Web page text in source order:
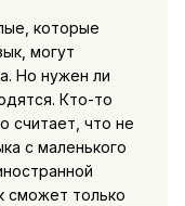
которые
могут
Но нужен ли
Кто-то
считает, что не
с маленького
сможет только